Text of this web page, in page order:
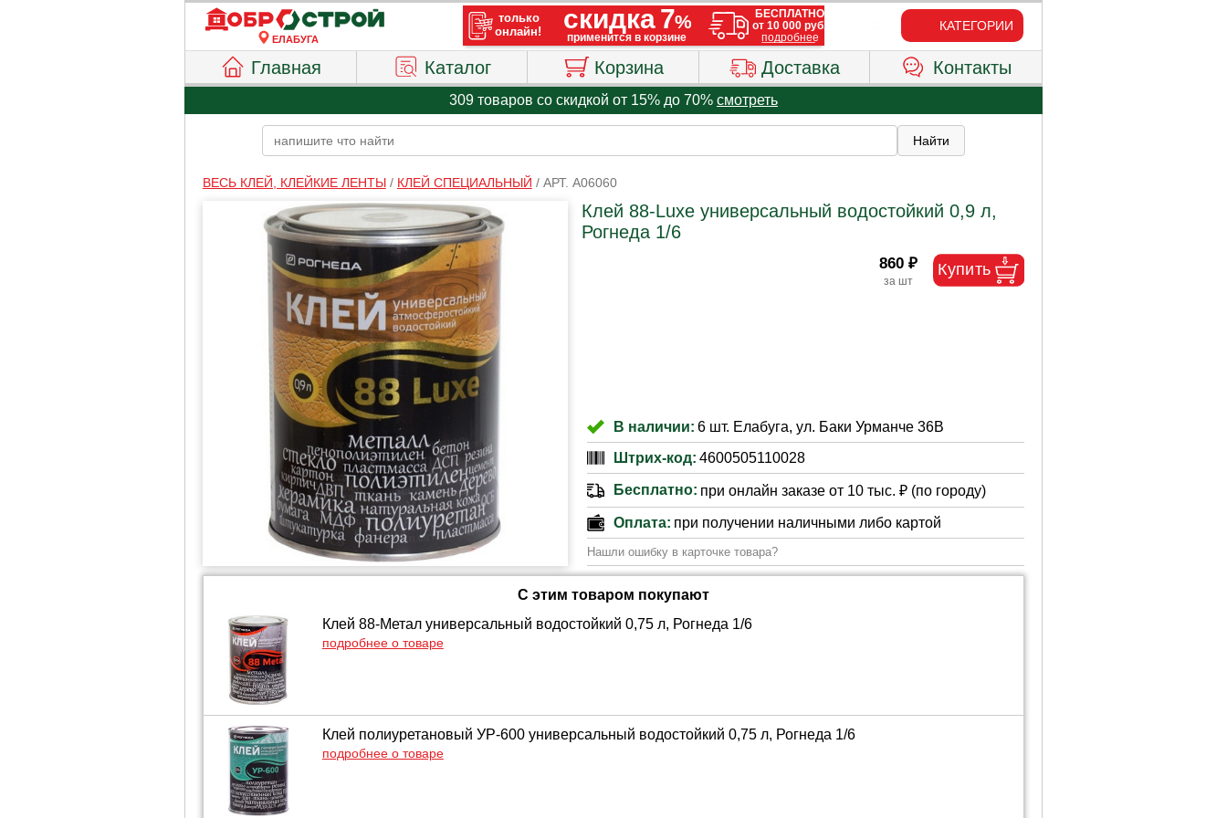
ЕЛАБУГА
КАТЕГОРИИ
Главная Каталог Корзина Доставка Контакты
309 товаров со скидкой от 15% до 70% смотреть
ВЕСЬ КЛЕЙ, КЛЕЙКИЕ ЛЕНТЫ/ КЛЕЙ СПЕЦИАЛЬНЫЙ / АРТ. A06060
Клей 88-Luxe универсальный водостойкий 0,9 л,
Рогнеда 1/6
860 ₽
В наличии: 6 шт. Елабуга, ул. Баки Урманче 36В
Штрих-код: 4600505110028
Бесплатно: при онлайн заказе от 10 тыс. ₽ (по городу)
Оплата: при получении наличными либо картой
Нашли ошибку в карточке товара?
С этим товаром покупают
Клей 88-Метал универсальный водостойкий 0,75 л, Рогнеда 1/6
подробнее о товаре
Клей полиуретановый УР-600 универсальный водостойкий 0,75 л, Рогнеда 1/6
подробнее о товаре